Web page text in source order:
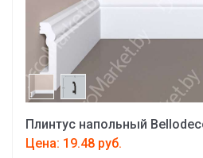
Плинтус напольный
Цена: 19.48 руб.